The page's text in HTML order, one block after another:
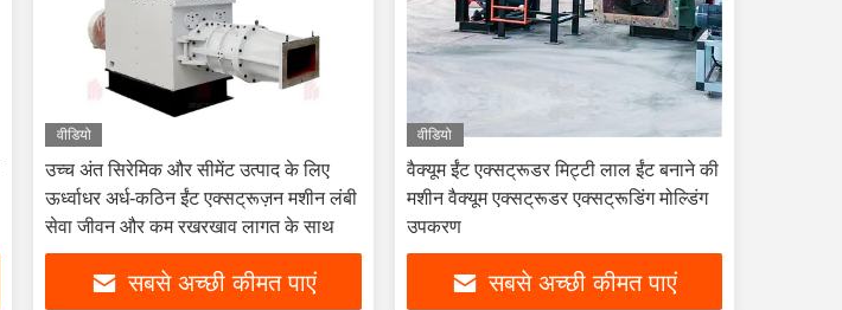
वीडियो
उच्च अंत सिरेमिक और सीमेंट उत्पाद के लिए
ऊर्ध्वाधर अर्ध-कठिन ईंट एक्सट्रूज़न मशीन लंबी
सेवा जीवन और कम रखरखाव लागत के साथ
सबसे अच्छी कीमत पाएं
वीडियो
वैक्यूम ईंट एक्सट्रूडर मिट्टी लाल ईंट बनाने की
मशीन वैक्यूम एक्सट्रूडर एक्सट्रूडिंग मोल्डिंग
उपकरण
सबसे अच्छी कीमत पाएं